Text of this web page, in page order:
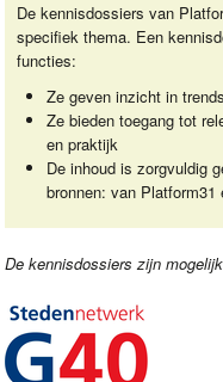
De kennisdossiers van
specifiek thema. Een
functies:
Ze geven inzicht in
Ze bieden toegang tot
en praktijk
De inhoud is zorgvuldig
bronnen: van Platform31
De kennisdossiers zijn